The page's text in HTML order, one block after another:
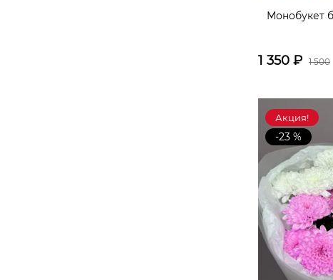
Монобукет
1 350 ₽ 1 500
Акция!
-23 %